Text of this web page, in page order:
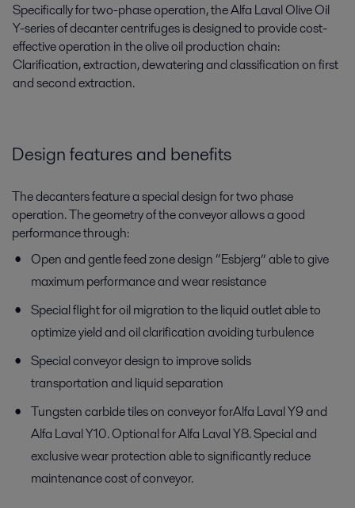
Specifically for two-phase operation, the Alfa Laval Olive Oil
Y-series of decanter centrifuges is designed to provide cost-
effective operation in the olive oil production chain:
Clarification, extraction, dewatering and classification on first
and second extraction.
Design features and benefits
The decanters feature a special design for two phase
operation. The geometry of the conveyor allows a good
performance through:
Open and gentle feed zone design “Esbjerg” able to give
maximum performance and wear resistance
Special flight for oil migration to the liquid outlet able to
optimize yield and oil clarification avoiding turbulence
Special conveyor design to improve solids
transportation and liquid separation
Tungsten carbide tiles on conveyor forAlfa Laval Y9 and
Alfa Laval Y10. Optional for Alfa Laval Y8. Special and
exclusive wear protection able to significantly reduce
maintenance cost of conveyor.